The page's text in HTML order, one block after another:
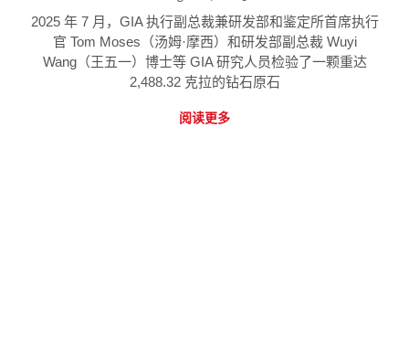
2025 年 7 月，GIA 执行副总裁兼研发部和鉴定所首席执行
官 Tom Moses（汤姆·摩西）和研发部副总裁 Wuyi
Wang（王五一）博士等 GIA 研究人员检验了一颗重达
2,488.32 克拉的钻石原石
阅读更多